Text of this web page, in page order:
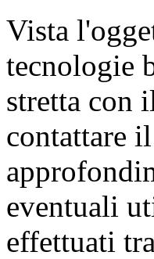
Vista
tecnologie
stretta con
contattare
eventuali
effettuati